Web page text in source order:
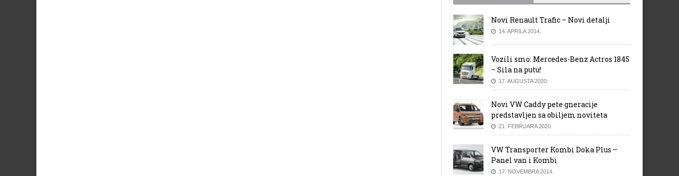
Novi Renault Trafic – Novi detalji
14. APRILA 2014.
Vozili smo: Mercedes-Benz Actros 1845
– Sila na putu!
17. AUGUSTA 2020.
Novi VW Caddy pete gneracije
predstavljen sa obiljem noviteta
21. FEBRUARA 2020.
VW Transporter Kombi Doka Plus –
Panel van i Kombi
17. NOVEMBRA 2014.